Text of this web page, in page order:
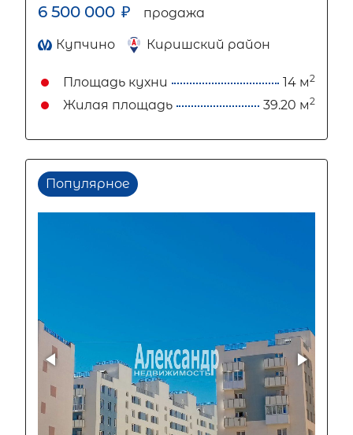
6 500 000 ₽ продажа
Купчино Киришский район
Площадь кухни 14 м2
Жилая площадь 39.20 м2
Популярное